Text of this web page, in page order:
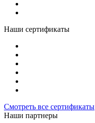
Наши сертификаты
Смотреть все сертификаты
Наши партнеры